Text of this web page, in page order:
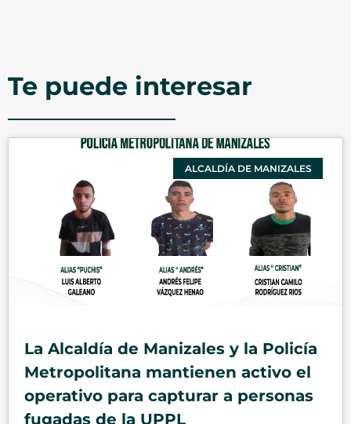
Te puede interesar
ALCALDÍA DE MANIZALES
La Alcaldía de Manizales y la Policía
Metropolitana mantienen activo el
operativo para capturar a personas
fugadas de la UPPL